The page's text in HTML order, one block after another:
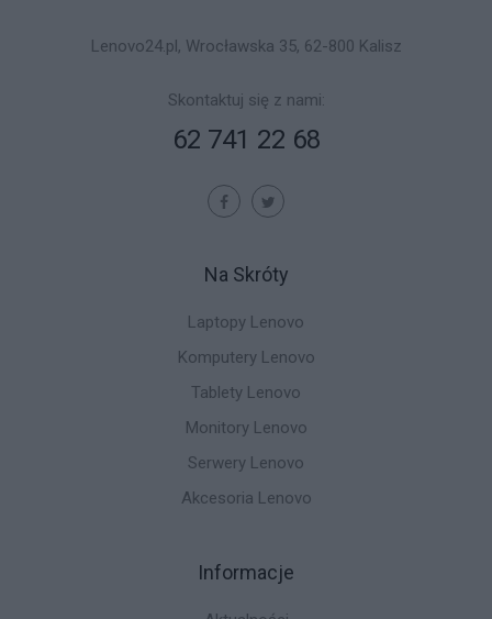
Lenovo24.pl, Wrocławska 35, 62-800 Kalisz
Skontaktuj się z nami:
62 741 22 68
Na Skróty
Laptopy Lenovo
Komputery Lenovo
Tablety Lenovo
Monitory Lenovo
Serwery Lenovo
Akcesoria Lenovo
Informacje